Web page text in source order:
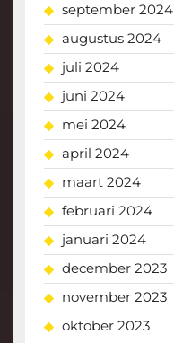
september 2024
augustus 2024
juli 2024
juni 2024
mei 2024
april 2024
maart 2024
februari 2024
januari 2024
december 2023
november 2023
oktober 2023